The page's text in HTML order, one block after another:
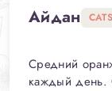
Айдан CATS
Средний
каждый день.